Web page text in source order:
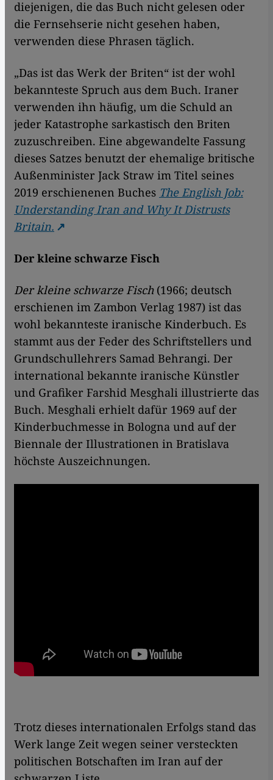
diejenigen, die das Buch nicht gelesen oder
die Fernsehserie nicht gesehen haben,
verwenden diese Phrasen täglich.
„Das ist das Werk der Briten“ ist der wohl
bekannteste Spruch aus dem Buch. Iraner
verwenden ihn häufig, um die Schuld an
jeder Katastrophe sarkastisch den Briten
zuzuschreiben. Eine abgewandelte Fassung
dieses Satzes benutzt der ehemalige britische
Außenminister Jack Straw im Titel seines
2019 erschienenen Buches The English Job:
Understanding Iran and Why It Distrusts
Britain.
Der kleine schwarze Fisch
Der kleine schwarze Fisch(1966; deutsch
erschienen im Zambon Verlag 1987) ist das
wohl bekannteste iranische Kinderbuch. Es
stammt aus der Feder des Schriftstellers und
Grundschullehrers Samad Behrangi. Der
international bekannte iranische Künstler
und Grafiker Farshid Mesghali illustrierte das
Buch. Mesghali erhielt dafür 1969 auf der
Kinderbuchmesse in Bologna und auf der
Biennale der Illustrationen in Bratislava
höchste Auszeichnungen.
Trotz dieses internationalen Erfolgs stand das
Werk lange Zeit wegen seiner versteckten
politischen Botschaften im Iran auf der